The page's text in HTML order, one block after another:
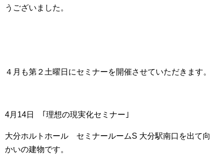
うございました。
４月も第２土曜日にセミナーを開催させていただきます。
4月14日 ｢理想の現実化セミナー｣
大分ホルトホール セミナールームS 大分駅南口を出て向
かいの建物です。